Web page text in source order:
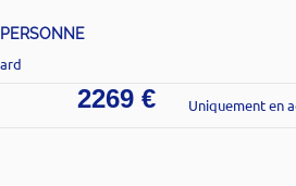
2269 € Uniquement en